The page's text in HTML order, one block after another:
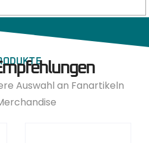
Auswahl an Fanartikeln